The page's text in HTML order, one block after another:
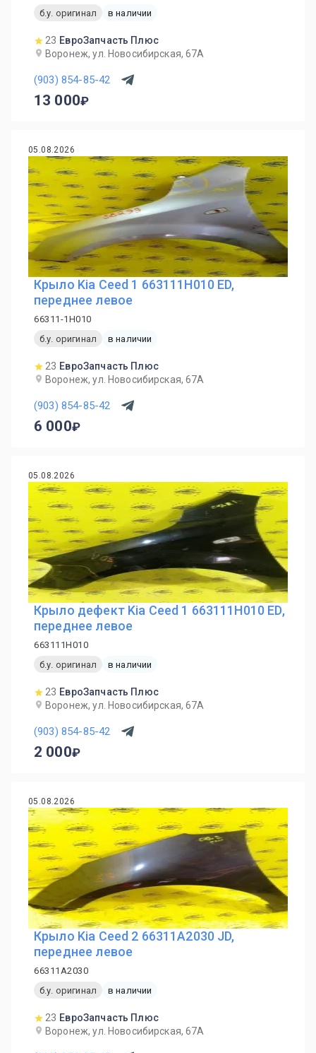
б.у. оригинал
в наличии
23 ЕвроЗапчасть Плюс
Воронеж, ул. Новосибирская, 67А
(903) 854-85-42
13 000
05.08.2026
Крыло Kia Ceed 1 663111H010 ED,
переднее левое
66311-1H010
б.у. оригинал
в наличии
23 ЕвроЗапчасть Плюс
Воронеж, ул. Новосибирская, 67А
(903) 854-85-42
6 000
05.08.2026
Крыло дефект Kia Ceed 1 663111H010 ED,
переднее левое
663111H010
б.у. оригинал
в наличии
23 ЕвроЗапчасть Плюс
Воронеж, ул. Новосибирская, 67А
(903) 854-85-42
2 000
05.08.2026
Крыло Kia Ceed 2 66311A2030 JD,
переднее левое
66311A2030
б.у. оригинал
в наличии
23 ЕвроЗапчасть Плюс
Воронеж, ул. Новосибирская, 67А